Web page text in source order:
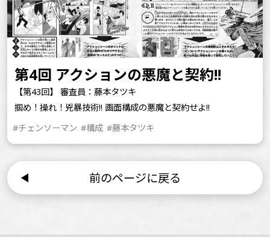
第4回 アクションの悪魔と契約!!
【第43回】 審査員：藤本タツキ
掴め！操れ！兇暴技術!! 画面構成の悪魔と契約せよ!!
#チェンソーマン #構成 #藤本タツキ
前のページに戻る